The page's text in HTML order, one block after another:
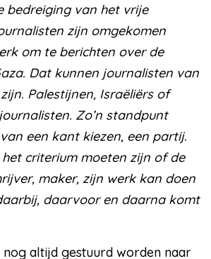
bedreiging van het vrije
zijn omgekomen
om te berichten over de
Dat kunnen journalisten van
Palestijnen, Israëliërs of
Zo’n standpunt
een kant kiezen, een partij.
het criterium moeten zijn of de
maker, zijn werk kan doen
daarvoor en daarna komt
nog altijd gestuurd worden naar